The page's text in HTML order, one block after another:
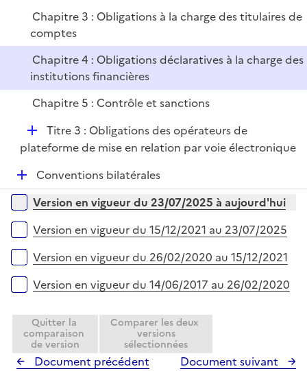
r
e
r
l
i
e
r
Chapitre 3 : Obligations à la charge des titulaires de
comptes
Chapitre 4 : Obligations déclaratives à la charge des
institutions financières
Chapitre 5 : Contrôle et sanctions
D
é
l
i
e
r
Titre 3 : Obligations des opérateurs de
plateforme de mise en relation par voie électronique
D
é
p
e
Conventions bilatérales
Versions sur la période
Version en vigueur du 23/07/2025 à aujourd'hui
Version en vigueur du 15/12/2021 au 23/07/2025
Version en vigueur du 26/02/2020 au 15/12/2021
Version en vigueur du 14/06/2017 au 26/02/2020
Quitter la
comparaison
de version
Comparer les deux
versions
sélectionnées
Document précédent Document suivant